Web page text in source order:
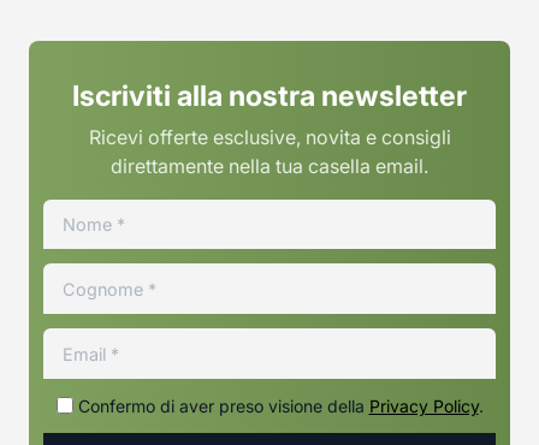
Iscriviti alla nostra newsletter
Ricevi offerte esclusive, novita e consigli
direttamente nella tua casella email.
Confermo di aver preso visione della Privacy Policy.